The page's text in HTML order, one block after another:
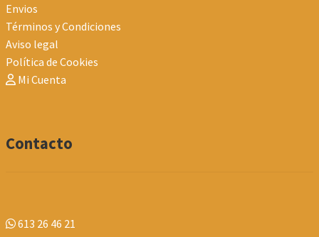
Envios
Términos y Condiciones
Aviso legal
Política de Cookies
Mi Cuenta
Contacto
613 26 46 21